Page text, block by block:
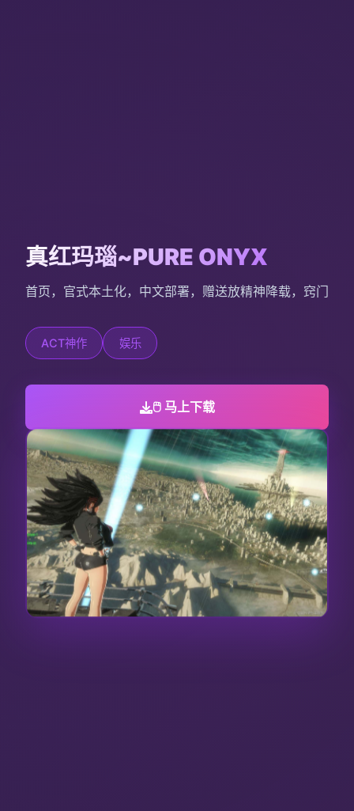
真红玛瑙~PURE ONYX
首页，官式本土化，中文部署，赠送放精神降载，窍门
ACT神作 娱乐
🖱️ 马上下载